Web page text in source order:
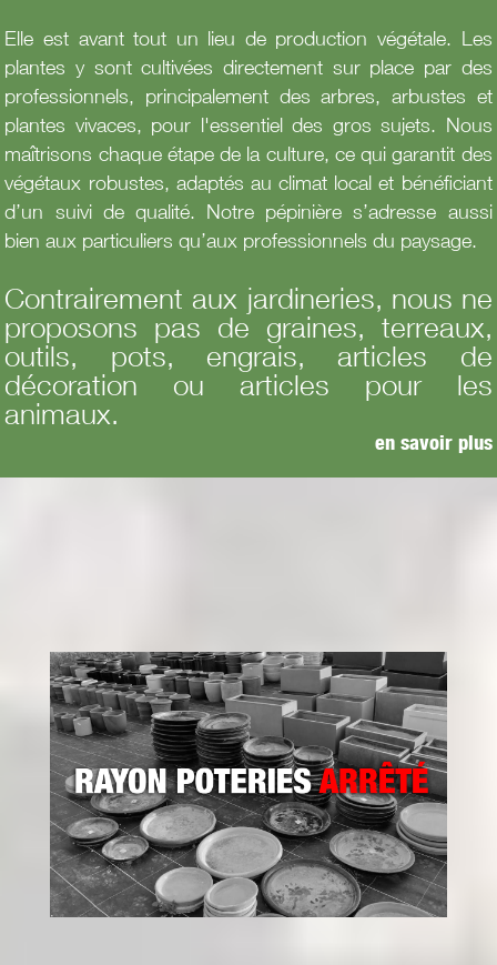
Elle est avant tout un lieu de production végétale. Les
plantes y sont cultivées directement sur place par des
professionnels, principalement des arbres, arbustes et
plantes vivaces, pour l'essentiel des gros sujets. Nous
maîtrisons chaque étape de la culture, ce qui garantit des
végétaux robustes, adaptés au climat local et bénéficiant
d’un suivi de qualité. Notre pépinière s’adresse aussi
bien aux particuliers qu’aux professionnels du paysage.
Contrairement aux jardineries, nous ne
proposons pas de graines, terreaux,
outils, pots, engrais, articles de
décoration ou articles pour les
animaux.
en savoir plus